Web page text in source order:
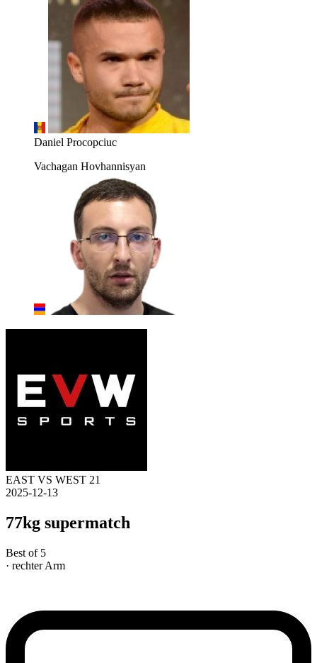
Daniel Procopciuc
Vachagan Hovhannisyan
EAST VS WEST 21
2025-12-13
77kg supermatch
Best of 5
· rechter Arm